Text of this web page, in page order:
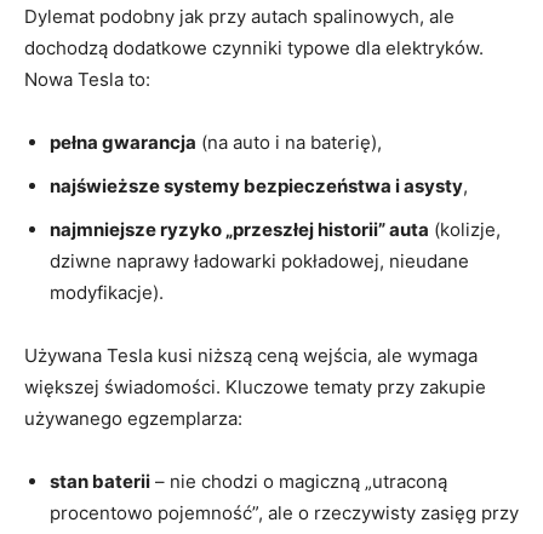
Dylemat podobny jak przy autach spalinowych, ale
dochodzą dodatkowe czynniki typowe dla elektryków.
Nowa Tesla to:
pełna gwarancja (na auto i na baterię),
najświeższe systemy bezpieczeństwa i asysty,
najmniejsze ryzyko „przeszłej historii” auta (kolizje,
dziwne naprawy ładowarki pokładowej, nieudane
modyfikacje).
Używana Tesla kusi niższą ceną wejścia, ale wymaga
większej świadomości. Kluczowe tematy przy zakupie
używanego egzemplarza:
stan baterii – nie chodzi o magiczną „utraconą
procentowo pojemność”, ale o rzeczywisty zasięg przy